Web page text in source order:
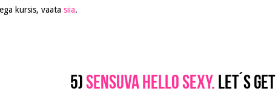
kursis, vaata siia.
5)Sensuva Hello Sexy. Let´s